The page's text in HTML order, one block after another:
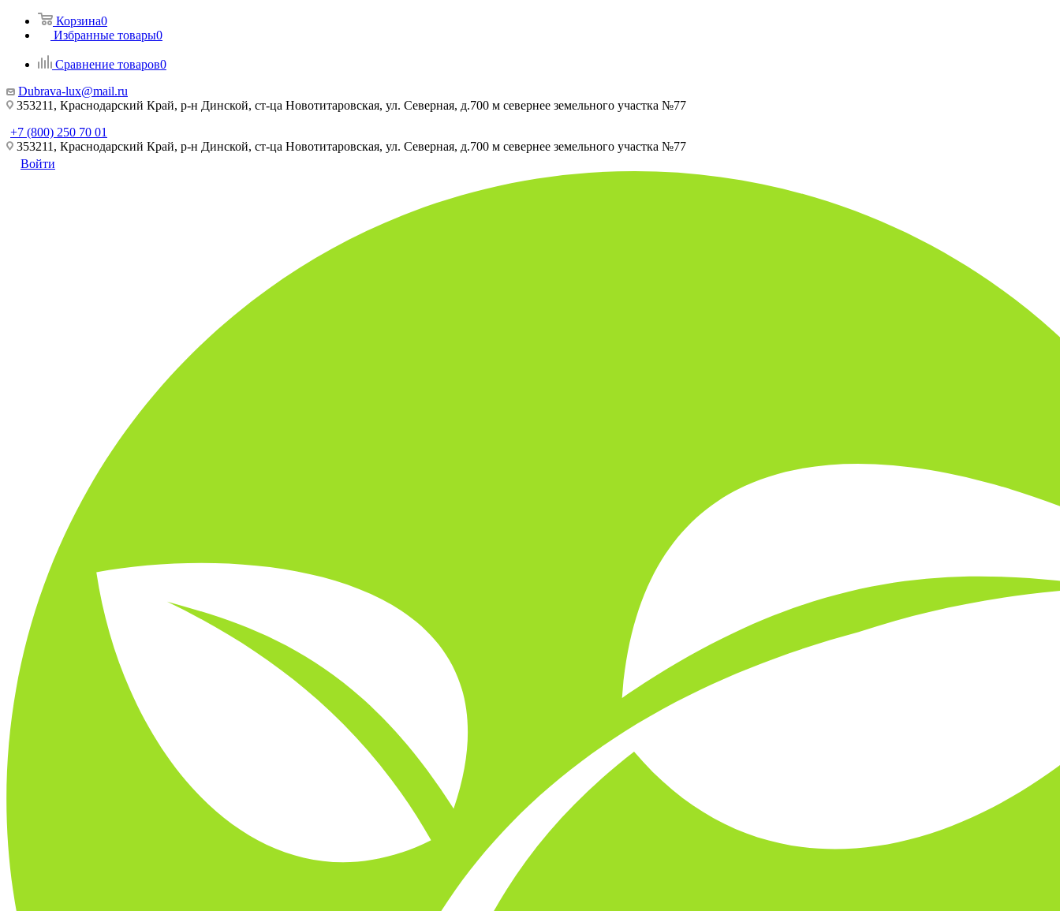
Корзина0
Избранные товары0
Сравнение товаров0
Dubrava-lux@mail.ru
353211, Краснодарский Край, р-н Динской, ст-ца Новотитаровская, ул. Северная, д.700 м севернее земельного участка №77
+7 (800) 250 70 01
353211, Краснодарский Край, р-н Динской, ст-ца Новотитаровская, ул. Северная, д.700 м севернее земельного участка №77
Войти